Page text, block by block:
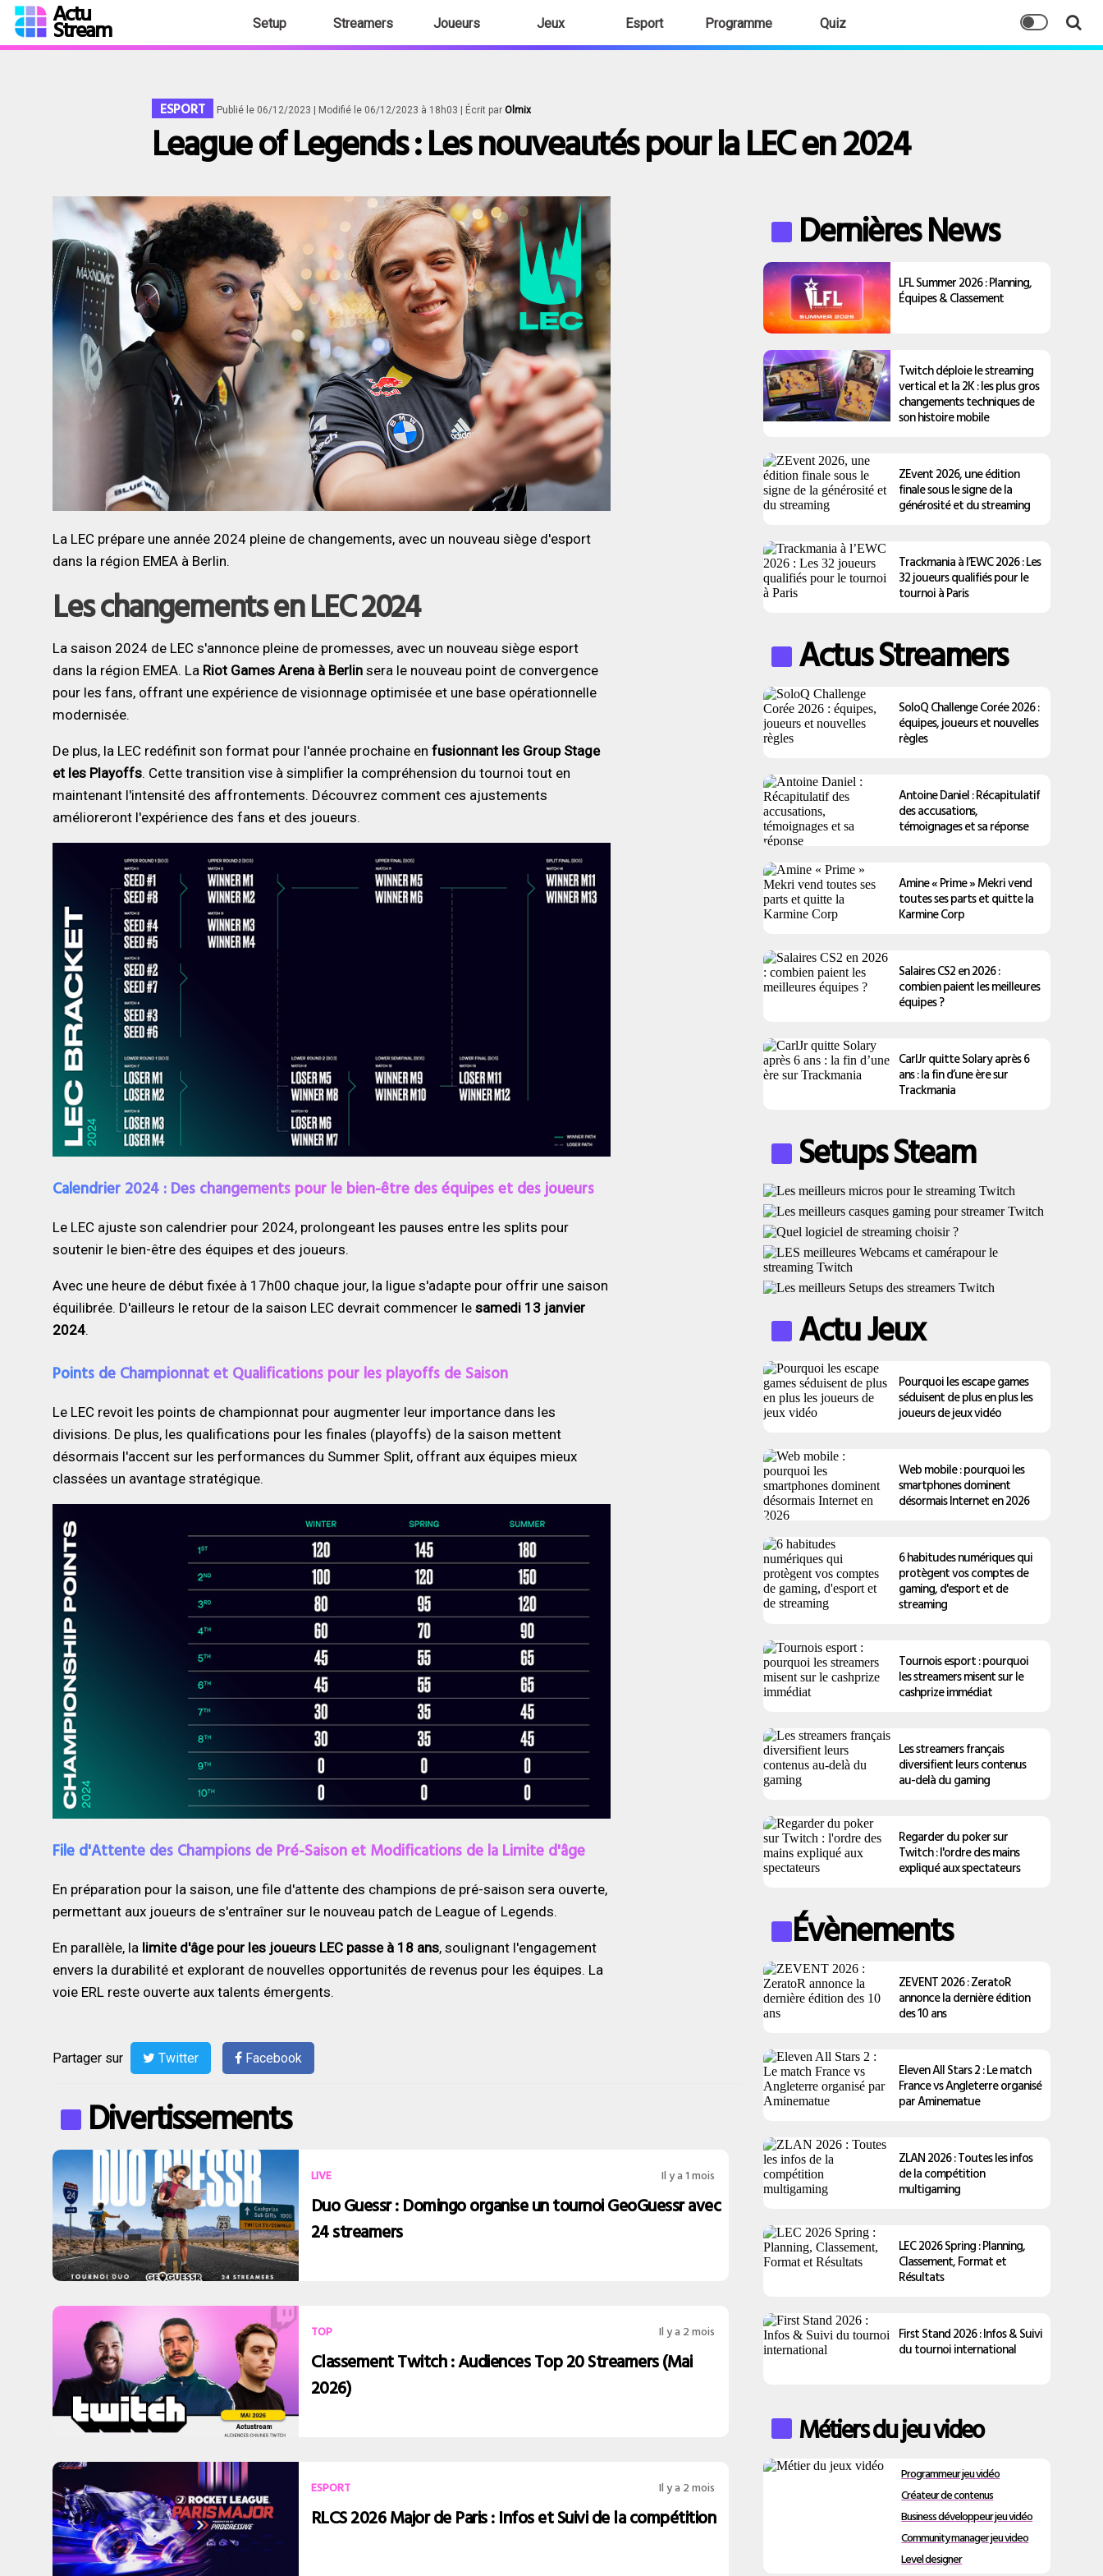
Actu
Stream Setup Streamers Joueurs Jeux Esport Programme Quiz
ESPORT Publié le 06/12/2023 | Modifié le 06/12/2023 à 18h03 | Écrit parOlmix
League of Legends : Les nouveautés pour la LEC en 2024
La LEC prépare une année 2024 pleine de changements, avec un nouveau siège d'esport
dans la région EMEA à Berlin.
Les changements en LEC 2024
La saison 2024 de LEC s'annonce pleine de promesses, avec un nouveau siège esport
dans la région EMEA. La Riot Games Arena à Berlinsera le nouveau point de convergence
pour les fans, offrant une expérience de visionnage optimisée et une base opérationnelle
modernisée.
De plus, la LEC redéfinit son format pour l'année prochaine en fusionnant les Group Stage
et les Playoffs. Cette transition vise à simplifier la compréhension du tournoi tout en
maintenant l'intensité des affrontements. Découvrez comment ces ajustements
amélioreront l'expérience des fans et des joueurs.
Calendrier 2024 : Des changements pour le bien-être des équipes et des joueurs
Le LEC ajuste son calendrier pour 2024, prolongeant les pauses entre les splits pour
soutenir le bien-être des équipes et des joueurs.
Avec une heure de début fixée à 17h00 chaque jour, la ligue s'adapte pour offrir une saison
équilibrée. D'ailleurs le retour de la saison LEC devrait commencer le samedi 13 janvier
2024.
Points de Championnat et Qualifications pour les playoffs de Saison
Le LEC revoit les points de championnat pour augmenter leur importance dans les
divisions. De plus, les qualifications pour les finales (playoffs) de la saison mettent
désormais l'accent sur les performances du Summer Split, offrant aux équipes mieux
classées un avantage stratégique.
File d'Attente des Champions de Pré-Saison et Modifications de la Limite d'âge
En préparation pour la saison, une file d'attente des champions de pré-saison sera ouverte,
permettant aux joueurs de s'entraîner sur le nouveau patch de League of Legends.
En parallèle, la limite d'âge pour les joueurs LEC passe à 18 ans, soulignant l'engagement
envers la durabilité et explorant de nouvelles opportunités de revenus pour les équipes. La
voie ERL reste ouverte aux talents émergents.
Partager sur Twitter Facebook
Divertissements
LIVE Il y a 1 mois
Duo Guessr : Domingo organise un tournoi GeoGuessr avec
24 streamers
TOP Il y a 2 mois
Classement Twitch : Audiences Top 20 Streamers (Mai
2026)
ESPORT Il y a 2 mois
RLCS 2026 Major de Paris : Infos et Suivi de la compétition
Dernières News
LFL Summer 2026 : Planning,
Équipes & Classement
Twitch déploie le streaming
vertical et la 2K : les plus gros
changements techniques de
son histoire mobile
ZEvent 2026, une édition
finale sous le signe de la
générosité et du streaming
Trackmania à l’EWC 2026 : Les
32 joueurs qualifiés pour le
tournoi à Paris
Actus Streamers
SoloQ Challenge Corée 2026 :
équipes, joueurs et nouvelles
règles
Antoine Daniel : Récapitulatif
des accusations,
témoignages et sa réponse
Amine « Prime » Mekri vend
toutes ses parts et quitte la
Karmine Corp
Salaires CS2 en 2026 :
combien paient les meilleures
équipes ?
CarlJr quitte Solary après 6
ans : la fin d’une ère sur
Trackmania
Setups Steam
Actu Jeux
Pourquoi les escape games
séduisent de plus en plus les
joueurs de jeux vidéo
Web mobile : pourquoi les
smartphones dominent
désormais Internet en 2026
6 habitudes numériques qui
protègent vos comptes de
gaming, d'esport et de
streaming
Tournois esport : pourquoi
les streamers misent sur le
cashprize immédiat
Les streamers français
diversifient leurs contenus
au-delà du gaming
Regarder du poker sur
Twitch : l'ordre des mains
expliqué aux spectateurs
Évènements
ZEVENT 2026 : ZeratoR
annonce la dernière édition
des 10 ans
Eleven All Stars 2 : Le match
France vs Angleterre organisé
par Aminematue
ZLAN 2026 : Toutes les infos
de la compétition
multigaming
LEC 2026 Spring : Planning,
Classement, Format et
Résultats
First Stand 2026 : Infos & Suivi
du tournoi international
Métiers du jeu video
Programmeur jeu vidéo
Créateur de contenus
Business développeur jeu vidéo
Community manager jeu video
Level designer